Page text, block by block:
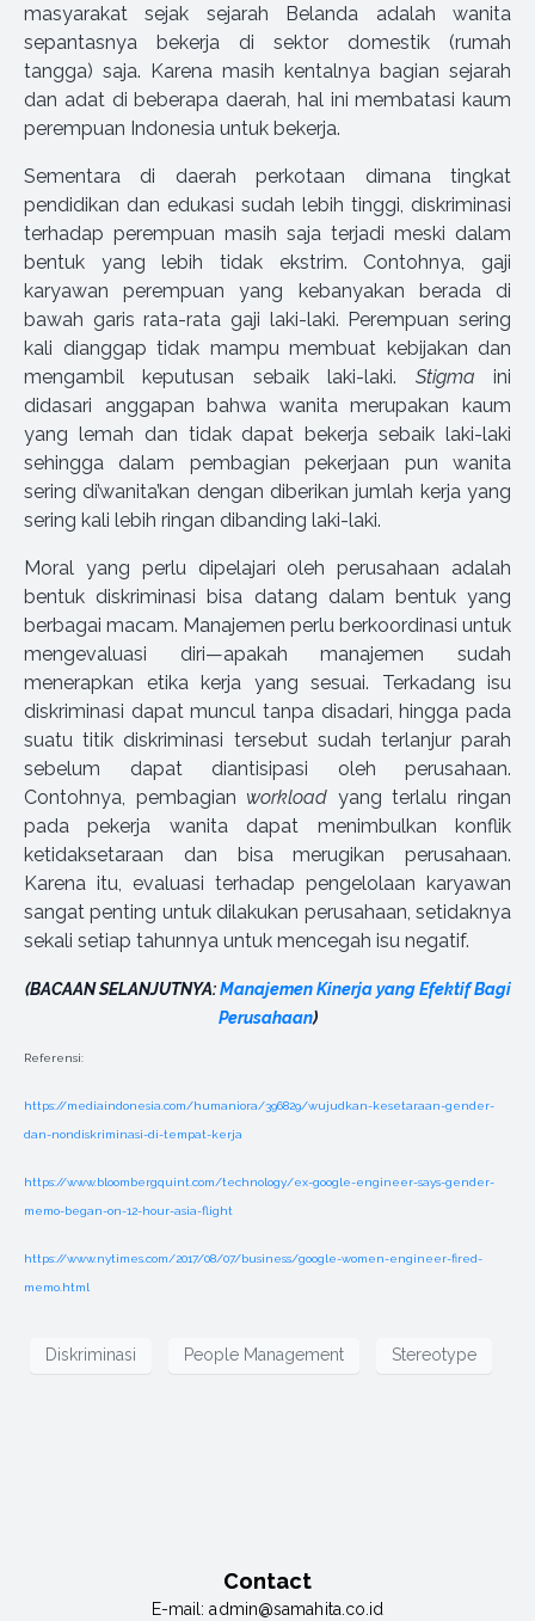
masyarakat sejak sejarah Belanda adalah wanita
sepantasnya bekerja di sektor domestik (rumah
tangga) saja. Karena masih kentalnya bagian sejarah
dan adat di beberapa daerah, hal ini membatasi kaum
perempuan Indonesia untuk bekerja.
Sementara di daerah perkotaan dimana tingkat
pendidikan dan edukasi sudah lebih tinggi, diskriminasi
terhadap perempuan masih saja terjadi meski dalam
bentuk yang lebih tidak ekstrim. Contohnya, gaji
karyawan perempuan yang kebanyakan berada di
bawah garis rata-rata gaji laki-laki. Perempuan sering
kali dianggap tidak mampu membuat kebijakan dan
mengambil keputusan sebaik laki-laki. Stigma ini
didasari anggapan bahwa wanita merupakan kaum
yang lemah dan tidak dapat bekerja sebaik laki-laki
sehingga dalam pembagian pekerjaan pun wanita
sering di’wanita’kan dengan diberikan jumlah kerja yang
sering kali lebih ringan dibanding laki-laki.
Moral yang perlu dipelajari oleh perusahaan adalah
bentuk diskriminasi bisa datang dalam bentuk yang
berbagai macam. Manajemen perlu berkoordinasi untuk
mengevaluasi diri—apakah manajemen sudah
menerapkan etika kerja yang sesuai. Terkadang isu
diskriminasi dapat muncul tanpa disadari, hingga pada
suatu titik diskriminasi tersebut sudah terlanjur parah
sebelum dapat diantisipasi oleh perusahaan.
Contohnya, pembagian workload yang terlalu ringan
pada pekerja wanita dapat menimbulkan konflik
ketidaksetaraan dan bisa merugikan perusahaan.
Karena itu, evaluasi terhadap pengelolaan karyawan
sangat penting untuk dilakukan perusahaan, setidaknya
sekali setiap tahunnya untuk mencegah isu negatif.
(BACAAN SELANJUTNYA:Manajemen Kinerja yang Efektif Bagi
Perusahaan)
Referensi:
https://mediaindonesia.com/humaniora/396829/wujudkan-kesetaraan-gender-
dan-nondiskriminasi-di-tempat-kerja
https://www.bloombergquint.com/technology/ex-google-engineer-says-gender-
memo-began-on-12-hour-asia-flight
https://www.nytimes.com/2017/08/07/business/google-women-engineer-fired-
memo.html
Diskriminasi People Management Stereotype
Contact
E-mail:admin@samahita.co.id